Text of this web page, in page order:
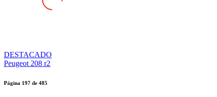
Peugeot 208 r2